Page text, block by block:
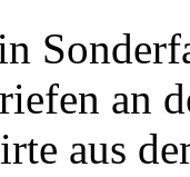
an
aus